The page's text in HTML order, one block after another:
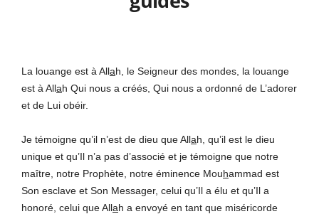
La louange est à Allah, le Seigneur des mondes, la louange
est à Allah Qui nous a créés, Qui nous a ordonné de L’adorer
et de Lui obéir.
Je témoigne qu’il n’est de dieu que Allah, qu’il est le dieu
unique et qu’Il n’a pas d’associé et je témoigne que notre
maître, notre Prophète, notre éminence Mouhammad est
Son esclave et Son Messager, celui qu’Il a élu et qu’Il a
honoré, celui que Allah a envoyé en tant que miséricorde